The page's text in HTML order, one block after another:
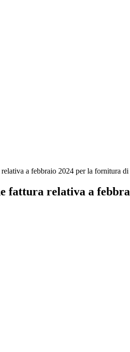
a febbraio 2024 per la fornitura
fattura relativa a